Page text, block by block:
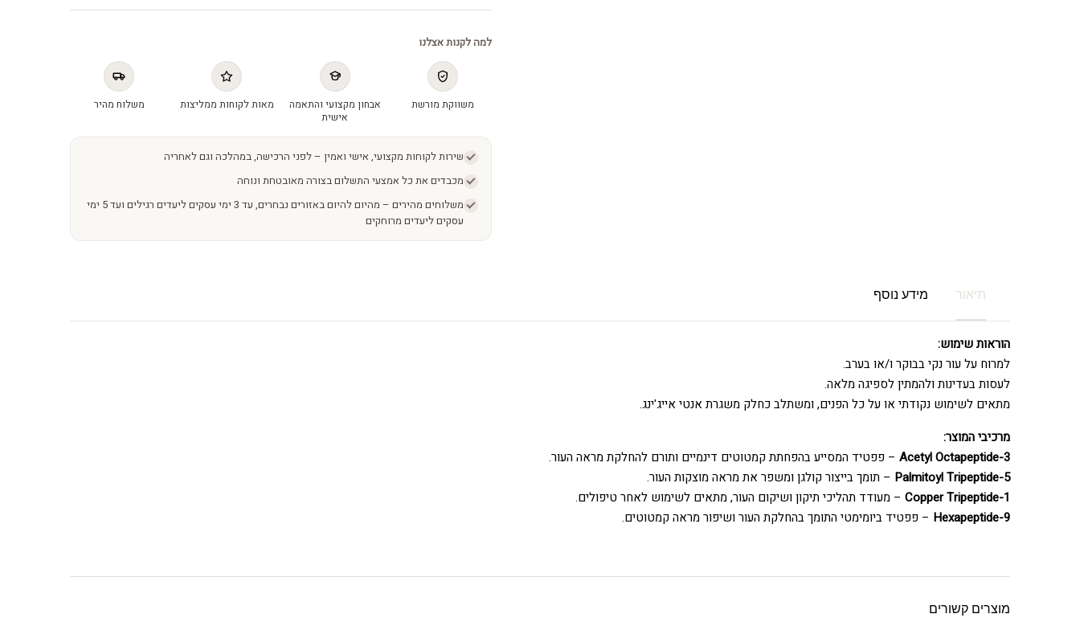
למה לקנות אצלנו
משווקת מורשת
אבחון מקצועי והתאמה
אישית
מאות לקוחות ממליצות משלוח מהיר
שירות לקוחות מקצועי, אישי ואמין – לפני הרכישה, במהלכה וגם לאחריה
מכבדים את כל אמצעי התשלום בצורה מאובטחת ונוחה
משלוחים מהירים – מהיום להיום באזורים נבחרים, עד 3 ימי עסקים ליעדים רגילים ועד 5 ימי
עסקים ליעדים מרוחקים
תיאור מידע נוסף
הוראות שימוש:
למרוח על עור נקי בבוקר ו/או בערב.
לעסות בעדינות ולהמתין לספיגה מלאה.
מתאים לשימוש נקודתי או על כל הפנים, ומשתלב כחלק משגרת אנטי אייג'ינג.
מרכיבי המוצר:
Acetyl Octapeptide-3 – פפטיד המסייע בהפחתת קמטוטים דינמיים ותורם להחלקת מראה העור.
Palmitoyl Tripeptide-5 – תומך בייצור קולגן ומשפר את מראה מוצקות העור.
Copper Tripeptide-1 – מעודד תהליכי תיקון ושיקום העור, מתאים לשימוש לאחר טיפולים.
Hexapeptide-9 – פפטיד ביומימטי התומך בהחלקת העור ושיפור מראה קמטוטים.
מוצרים קשורים